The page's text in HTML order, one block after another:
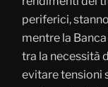
periferici,
mentre la
tra la necessità
evitare tensioni